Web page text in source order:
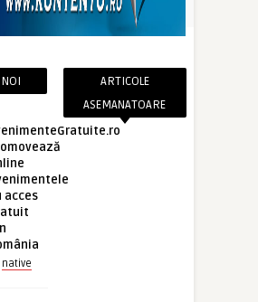
acces
native
ARTICOLE
ASEMANATOARE